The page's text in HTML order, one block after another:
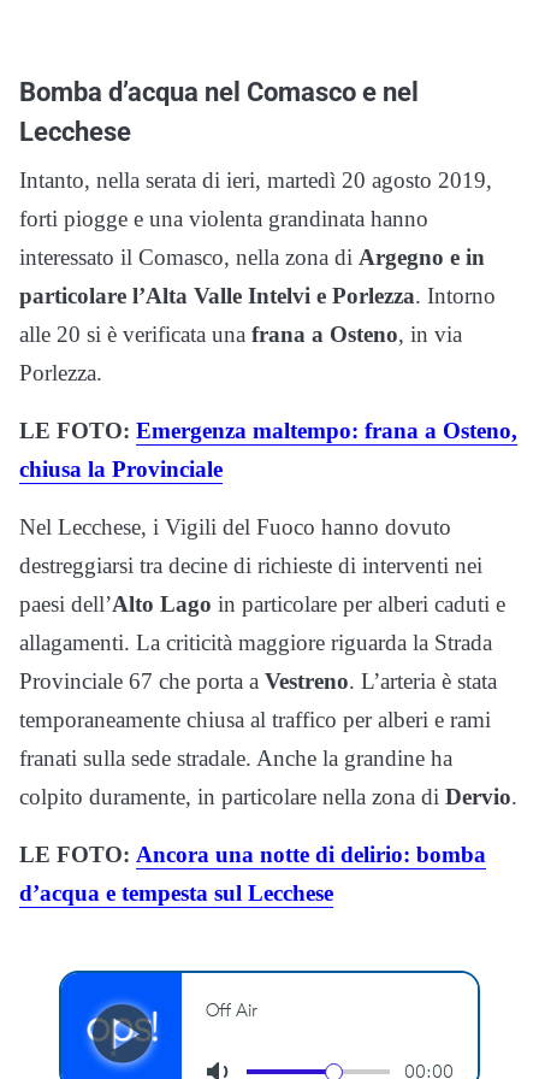
Bomba d’acqua nel Comasco e nel
Lecchese
Intanto, nella serata di ieri, martedì 20 agosto 2019,
forti piogge e una violenta grandinata hanno
interessato il Comasco, nella zona di Argegno e in
particolare l’Alta Valle Intelvi e Porlezza. Intorno
alle 20 si è verificata una frana a Osteno, in via
Porlezza.
LE FOTO: Emergenza maltempo: frana a Osteno,
chiusa la Provinciale
Nel Lecchese, i Vigili del Fuoco hanno dovuto
destreggiarsi tra decine di richieste di interventi nei
paesi dell’Alto Lago in particolare per alberi caduti e
allagamenti. La criticità maggiore riguarda la Strada
Provinciale 67 che porta a Vestreno. L’arteria è stata
temporaneamente chiusa al traffico per alberi e rami
franati sulla sede stradale. Anche la grandine ha
colpito duramente, in particolare nella zona di Dervio.
LE FOTO: Ancora una notte di delirio: bomba
d’acqua e tempesta sul Lecchese